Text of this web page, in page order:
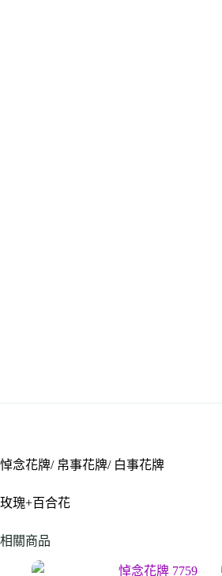
悼念花牌/ 帛事花牌/ 白事花牌
玫瑰+百合花
相關商品